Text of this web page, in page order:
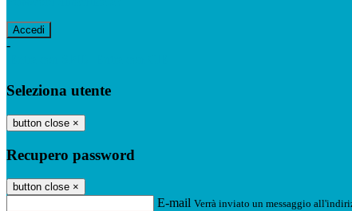
-
Seleziona utente
button close ×
Recupero password
button close ×
E-mail Verrà inviato un messaggio